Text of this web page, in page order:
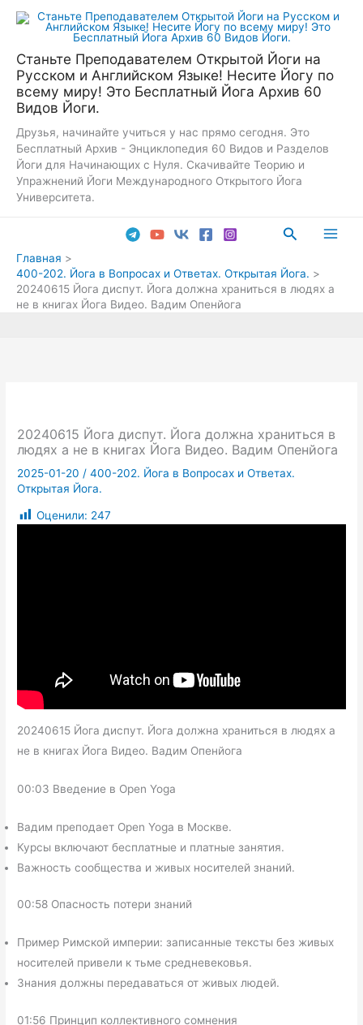
Перейти
Станьте Преподавателем Открытой Йоги на
Русском и Английском Языке! Несите Йогу по
всему миру! Это Бесплатный Йога Архив 60
Видов Йоги.
Друзья, начинайте учиться у нас прямо сегодня. Это
Бесплатный Архив - Энциклопедия 60 Видов и Разделов
Йоги для Начинающих с Нуля. Скачивайте Теорию и
Упражнений Йоги Международного Открытого Йога
Университета.
Поиск
Главная
400-202. Йога в Вопросах и Ответах. Открытая Йога.
20240615 Йога диспут. Йога должна храниться в людях а
не в книгах Йога Видео. Вадим Опенйога
20240615 Йога диспут. Йога должна храниться в
людях а не в книгах Йога Видео. Вадим Опенйога
2025-01-20 /400-202. Йога в Вопросах и Ответах.
Открытая Йога.
Оценили: 247
20240615 Йога диспут. Йога должна храниться в людях а
не в книгах Йога Видео. Вадим Опенйога
00:03 Введение в Open Yoga
Вадим преподает Open Yoga в Москве.
Курсы включают бесплатные и платные занятия.
Важность сообщества и живых носителей знаний.
00:58 Опасность потери знаний
Пример Римской империи: записанные тексты без живых
носителей привели к тьме средневековья.
Знания должны передаваться от живых людей.
01:56 Принцип коллективного сомнения